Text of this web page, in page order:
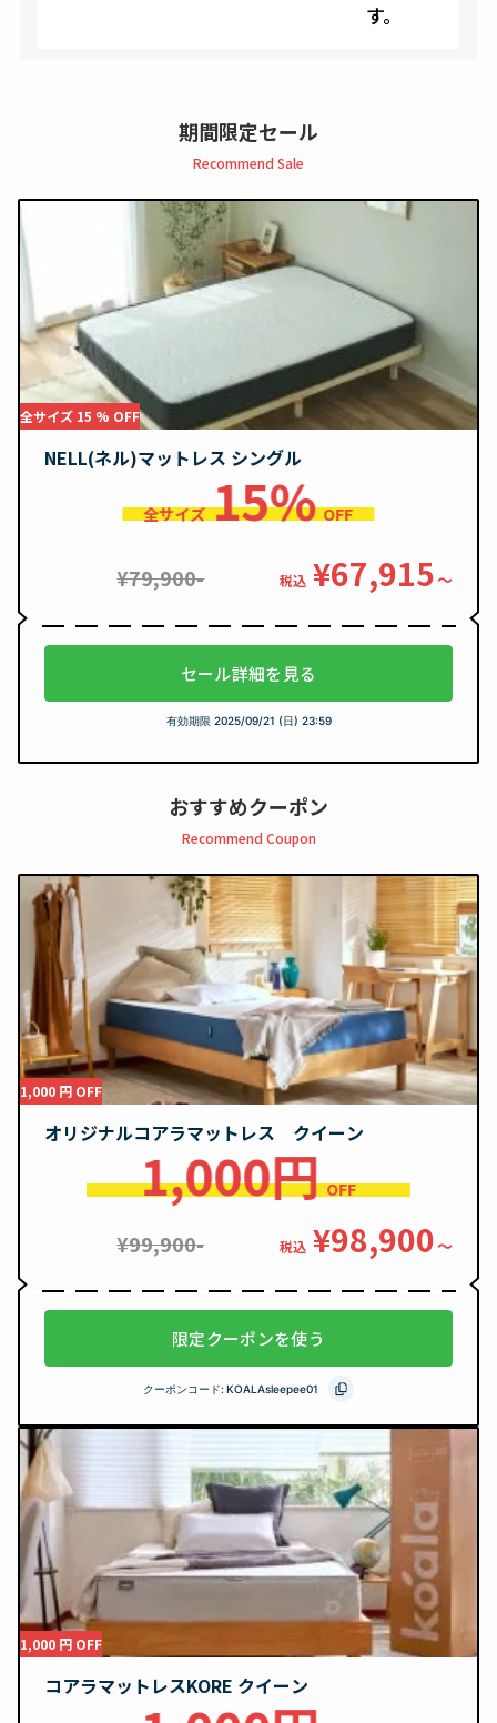
す。
期間限定セール
Recommend Sale
全サイズ 15 % OFF
NELL(ネル)マットレス シングル
全サイズ 15% OFF
¥79,900- 税込 ¥67,915〜
セール詳細を見る
有効期限 2025/09/21 (日) 23:59
おすすめクーポン
Recommend Coupon
1,000 円 OFF
オリジナルコアラマットレス クイーン
1,000円 OFF
¥99,900- 税込 ¥98,900〜
限定クーポンを使う
クーポンコード: KOALAsleepee01
1,000 円 OFF
コアラマットレスKORE クイーン